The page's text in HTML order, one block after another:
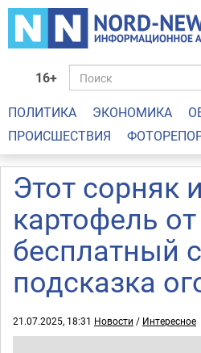
16+
ПОЛИТИКА ЭКОНОМИКА
ПРОИСШЕСТВИЯ
Этот сорняк
картофель
бесплатный
подсказка
21.07.2025, 18:31 Новости / Интересное